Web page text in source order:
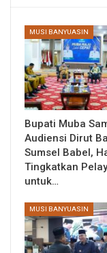
MUSI BANYUASIN
Bupati Muba
Audiensi Dirut
Sumsel Babel,
Tingkatkan
untuk…
MUSI BANYUASIN